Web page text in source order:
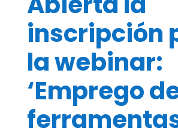
inscripción
la webinar:
‘Emprego